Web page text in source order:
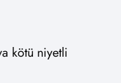
kötü niyetli